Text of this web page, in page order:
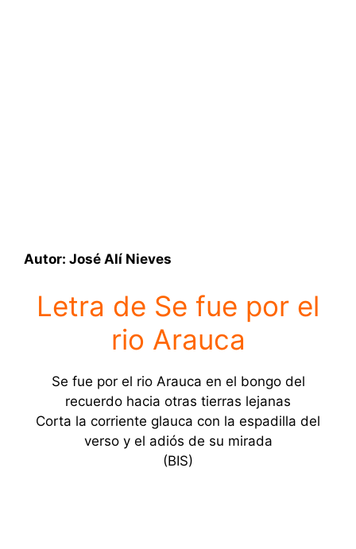
Autor: José Alí Nieves
Letra de Se fue por el
rio Arauca
Se fue por el rio Arauca en el bongo del
recuerdo hacia otras tierras lejanas
Corta la corriente glauca con la espadilla del
verso y el adiós de su mirada
(BIS)